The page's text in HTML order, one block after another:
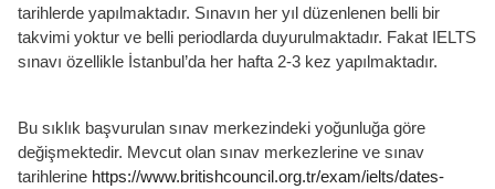
tarihlerde yapılmaktadır. Sınavın her yıl düzenlenen belli bir
takvimi yoktur ve belli periodlarda duyurulmaktadır. Fakat IELTS
sınavı özellikle İstanbul’da her hafta 2-3 kez yapılmaktadır.
Bu sıklık başvurulan sınav merkezindeki yoğunluğa göre
değişmektedir. Mevcut olan sınav merkezlerine ve sınav
tarihlerine https://www.britishcouncil.org.tr/exam/ielts/dates-